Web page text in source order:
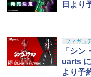
日より
フィギュ
「シン
uarts
より予